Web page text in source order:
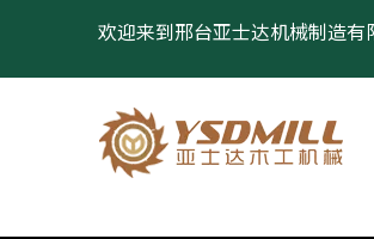
欢迎来到邢台亚士达机械制造有